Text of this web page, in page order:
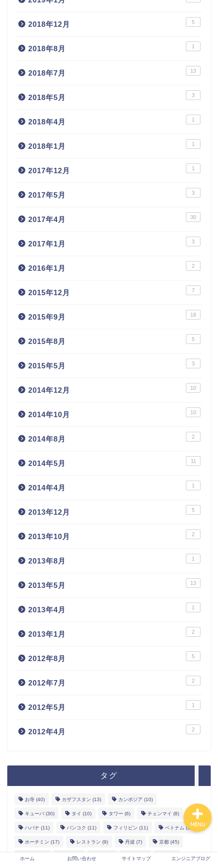
2018年12月 5
2018年8月 1
2018年7月 13
2018年5月 3
2018年4月 1
2018年1月 1
2017年12月 1
2017年5月 3
2017年4月 30
2017年1月 3
2016年1月 2
2015年12月 7
2015年9月 18
2015年8月 5
2015年5月 3
2014年12月 10
2014年10月 10
2014年8月 2
2014年5月 11
2014年4月 1
2013年12月 5
2013年10月 2
2013年8月 1
2013年5月 13
2013年4月 1
2013年1月 2
2012年8月 5
2012年7月 2
2012年5月 1
2012年4月 2
タグ
お寺 (40) カザフスタン (13) カンボジア (10)
キューバ (30) タイ (10) タワー (6) チェンマイ (8)
ハバナ (11) バンコク (11) フィリピン (11) ベトナム (18)
ホーチミン (17) レストラン (9) 丹波 (7) 京都 (45)
兵庫県 初詣(7) 宮崎 (3)
ホーム お問い合わせ サイトマップ エンジニアブログ
MENU